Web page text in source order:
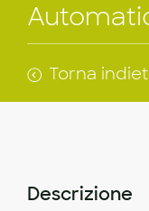
Torna
Descrizione